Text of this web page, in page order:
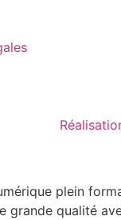
plein
grande qualité